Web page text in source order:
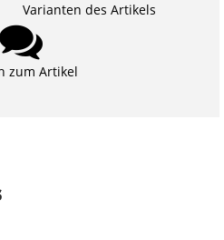
Varianten des Artikels
zum Artikel